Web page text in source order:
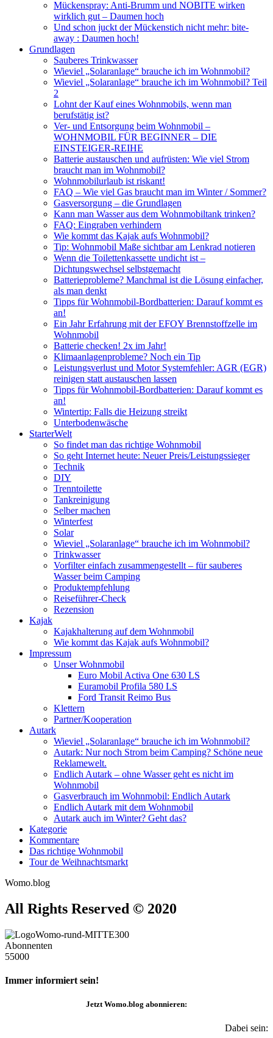
Mückenspray: Anti-Brumm und NOBITE wirken
wirklich gut – Daumen hoch
Und schon juckt der Mückenstich nicht mehr: bite-
away : Daumen hoch!
Grundlagen
Sauberes Trinkwasser
Wieviel „Solaranlage“ brauche ich im Wohnmobil?
Wieviel „Solaranlage“ brauche ich im Wohnmobil? Teil
2
Lohnt der Kauf eines Wohnmobils, wenn man
berufstätig ist?
Ver- und Entsorgung beim Wohnmobil –
WOHNMOBIL FÜR BEGINNER – DIE
EINSTEIGER-REIHE
Batterie austauschen und aufrüsten: Wie viel Strom
braucht man im Wohnmobil?
Wohnmobilurlaub ist riskant!
FAQ – Wie viel Gas braucht man im Winter / Sommer?
Gasversorgung – die Grundlagen
Kann man Wasser aus dem Wohnmobiltank trinken?
FAQ: Eingraben verhindern
Wie kommt das Kajak aufs Wohnmobil?
Tip: Wohnmobil Maße sichtbar am Lenkrad notieren
Wenn die Toilettenkassette undicht ist –
Dichtungswechsel selbstgemacht
Batterieprobleme? Manchmal ist die Lösung einfacher,
als man denkt
Tipps für Wohnmobil-Bordbatterien: Darauf kommt es
an!
Ein Jahr Erfahrung mit der EFOY Brennstoffzelle im
Wohnmobil
Batterie checken! 2x im Jahr!
Klimaanlagenprobleme? Noch ein Tip
Leistungsverlust und Motor Systemfehler: AGR (EGR)
reinigen statt austauschen lassen
Tipps für Wohnmobil-Bordbatterien: Darauf kommt es
an!
Wintertip: Falls die Heizung streikt
Unterbodenwäsche
StarterWelt
So findet man das richtige Wohnmobil
So geht Internet heute: Neuer Preis/Leistungssieger
Technik
DIY
Trenntoilette
Tankreinigung
Selber machen
Winterfest
Solar
Wieviel „Solaranlage“ brauche ich im Wohnmobil?
Trinkwasser
Vorfilter einfach zusammengestellt – für sauberes
Wasser beim Camping
Produktempfehlung
Reiseführer-Check
Rezension
Kajak
Kajakhalterung auf dem Wohnmobil
Wie kommt das Kajak aufs Wohnmobil?
Impressum
Unser Wohnmobil
Euro Mobil Activa One 630 LS
Euramobil Profila 580 LS
Ford Transit Reimo Bus
Klettern
Partner/Kooperation
Autark
Wieviel „Solaranlage“ brauche ich im Wohnmobil?
Autark: Nur noch Strom beim Camping? Schöne neue
Reklamewelt.
Endlich Autark – ohne Wasser geht es nicht im
Wohnmobil
Gasverbrauch im Wohnmobil: Endlich Autark
Endlich Autark mit dem Wohnmobil
Autark auch im Winter? Geht das?
Kategorie
Kommentare
Das richtige Wohnmobil
Tour de Weihnachtsmarkt
Womo.blog
All Rights Reserved © 2020
Abonnenten
55000
Immer informiert sein!
JetztWomo.blog abonnieren:
Dabei sein: